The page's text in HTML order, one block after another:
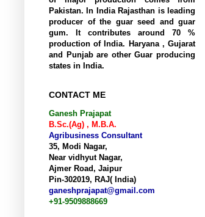
Pakistan. In India Rajasthan is leading
producer of the guar seed and guar
gum. It contributes around 70 %
production of India. Haryana , Gujarat
and Punjab are other Guar producing
states in India.
CONTACT ME
Ganesh Prajapat
B.Sc.(Ag) , M.B.A.
Agribusiness Consultant
35, Modi Nagar,
Near vidhyut Nagar,
Ajmer Road, Jaipur
Pin-302019, RAJ( India)
ganeshprajapat@gmail.com
+91-9509888669